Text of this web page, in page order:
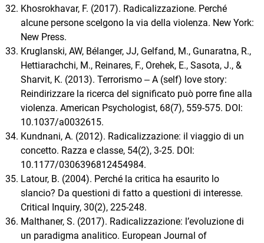
Khosrokhavar, F. (2017). Radicalizzazione. Perché
alcune persone scelgono la via della violenza. New York:
New Press.
Kruglanski, AW, Bélanger, JJ, Gelfand, M., Gunaratna, R.,
Hettiarachchi, M., Reinares, F., Orehek, E., Sasota, J., &
Sharvit, K. (2013). Terrorismo ‒ A (self) love story:
Reindirizzare la ricerca del significato può porre fine alla
violenza. American Psychologist, 68(7), 559-575. DOI:
10.1037/a0032615.
Kundnani, A. (2012). Radicalizzazione: il viaggio di un
concetto. Razza e classe, 54(2), 3-25. DOI:
10.1177/0306396812454984.
Latour, B. (2004). Perché la critica ha esaurito lo
slancio? Da questioni di fatto a questioni di interesse.
Critical Inquiry, 30(2), 225-248.
Malthaner, S. (2017). Radicalizzazione: l’evoluzione di
un paradigma analitico. European Journal of